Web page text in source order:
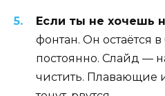
Если ты не хочешь
фонтан. Он остаётся
постоянно. Слайд —
чистить. Плавающие